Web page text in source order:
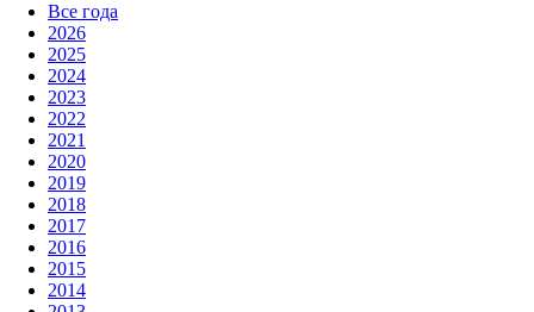
Все года
2026
2025
2024
2023
2022
2021
2020
2019
2018
2017
2016
2015
2014